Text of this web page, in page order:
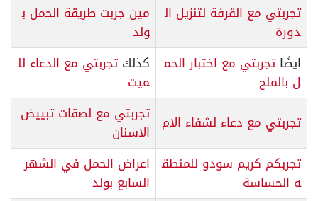
تجربتي مع القرفة لتنزيل ال
دورة
مين جربت طريقة الحمل ب
ولد
ايضًاتجربتي مع اختبار الحم
ل بالملح
كذلكتجربتي مع الدعاء لل
ميت
تجربتي مع دعاء لشفاء الام تجربتي مع لصقات تبييض
الاسنان
تجربكم كريم سودو للمنطق
ه الحساسة
اعراض الحمل في الشهر
السابع بولد